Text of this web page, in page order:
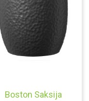
Boston Saksija